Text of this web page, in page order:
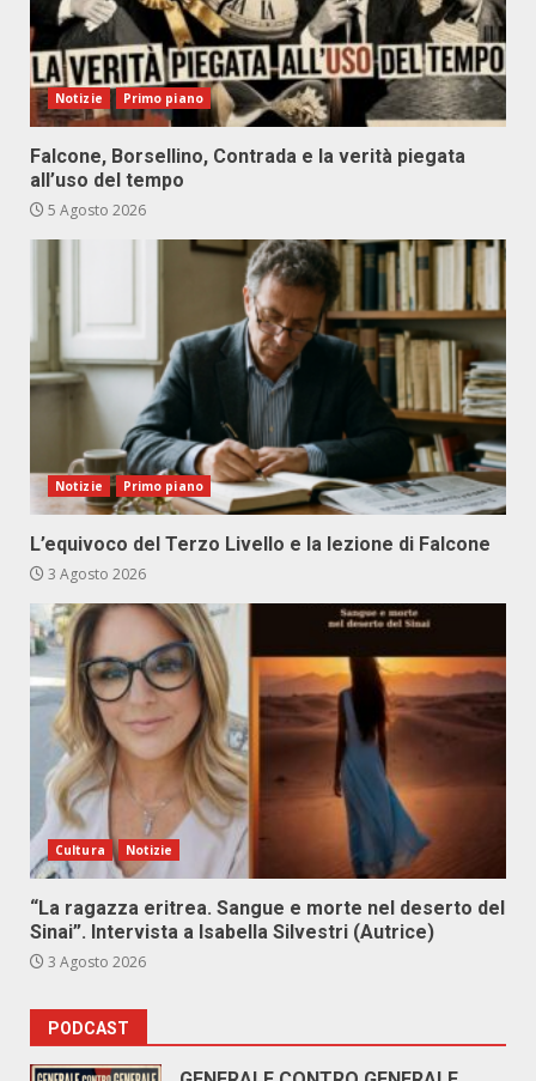
Notizie Primo piano
Falcone, Borsellino, Contrada e la verità piegata
all’uso del tempo
5 Agosto 2026
Notizie Primo piano
L’equivoco del Terzo Livello e la lezione di Falcone
3 Agosto 2026
Cultura Notizie
“La ragazza eritrea. Sangue e morte nel deserto del
Sinai”. Intervista a Isabella Silvestri (Autrice)
3 Agosto 2026
PODCAST